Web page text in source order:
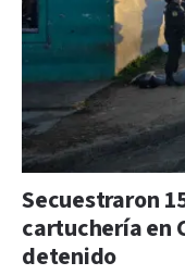
Secuestraron
cartuchería en
detenido